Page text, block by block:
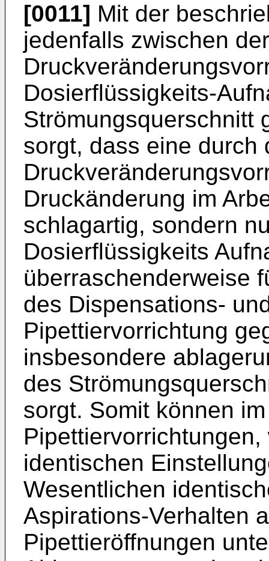
[0011] Mit der
jedenfalls zwischen der
Dosierflüssigkeits-
Strömungsquerschnitt
sorgt, dass eine durch
Druckänderung im
schlagartig, sondern
Dosierflüssigkeits
überraschenderweise
des Dispensations-
Pipettiervorrichtung
insbesondere
des
sorgt. Somit können
identischen
Wesentlichen
Aspirations-Verhalten
Pipettieröffnungen